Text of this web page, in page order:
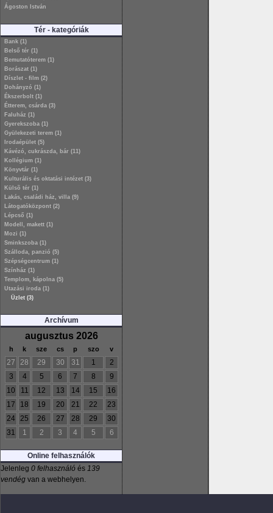
Ágoston István
Tér - kategóriák
Bank (1)
Belső tér (1)
Bemutatóterem (1)
Borászat (1)
Díszlet - film (2)
Dohányzó (1)
Ékszerbolt (1)
Étterem, csárda (3)
Faluház (1)
Gyerekszoba (1)
Gyülekezeti terem (1)
Irodaépület (5)
Kávézó, cukrászda, bár (11)
Kollégium (1)
Könyvtár (1)
Kulturális és oktatási intézet (3)
Külsõ tér (1)
Lakás, családi ház, villa (9)
Látogatóközpont (2)
Lépcső (1)
Modell, makett (1)
Mozi (1)
Sminkszoba (1)
Szálloda, panzió (5)
Szépségcentrum (1)
Színház (1)
Templom, kápolna (5)
Utazási iroda (1)
Üzlet (3)
Archívum
augusztus 2026
h k sze cs p szo v
27 28 29 30 31 1
2
3
4 5 6 7 8
9
10
11 12 13 14 15
16
17
18 19 20 21 22
23
24
25 26 27 28 29
30
31
1 2 3 4 5 6
Online felhasználók
Jelenleg 0 felhasználó és 139
vendég van a webhelyen.